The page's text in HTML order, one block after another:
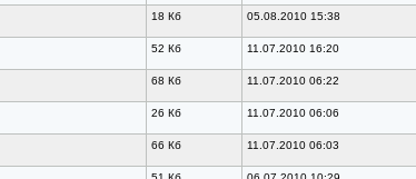
18 Кб 05.08.2010 15:38
52 Кб 11.07.2010 16:20
68 Кб 11.07.2010 06:22
26 Кб 11.07.2010 06:06
66 Кб 11.07.2010 06:03